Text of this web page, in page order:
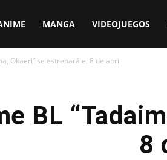
MANGA VIDEOJUEGOS
Okaeri” se estrenará el 8 de abril
BL
8